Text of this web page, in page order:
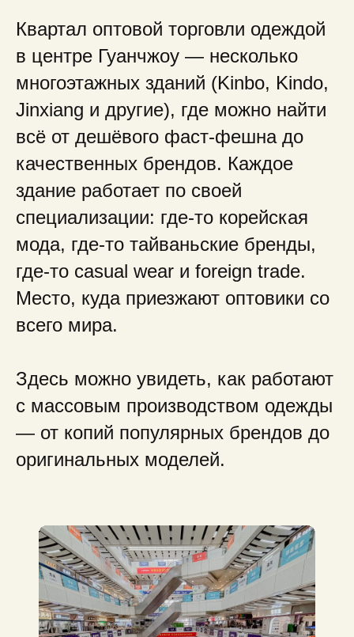
Квартал оптовой торговли одеждой
в центре Гуанчжоу — несколько
многоэтажных зданий (Kinbo, Kindo,
Jinxiang и другие), где можно найти
всё от дешёвого фаст-фешна до
качественных брендов. Каждое
здание работает по своей
специализации: где-то корейская
мода, где-то тайваньские бренды,
где-то casual wear и foreign trade.
Место, куда приезжают оптовики со
всего мира.
Здесь можно увидеть, как работают
с массовым производством одежды
— от копий популярных брендов до
оригинальных моделей.